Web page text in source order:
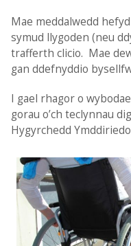
Mae meddalwedd
symud llygoden (neu
trafferth clicio. Mae
gan ddefnyddio
I gael rhagor o
gorau o’ch teclynnau
Hygyrchedd